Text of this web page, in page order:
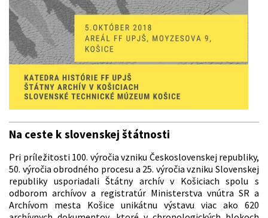
Na ceste k slovenskej štátnosti
Pri príležitosti 100. výročia vzniku Československej republiky,
50. výročia obrodného procesu a 25. výročia vzniku Slovenskej
republiky usporiadali Štátny archív v Košiciach spolu s
odborom archívov a registratúr Ministerstva vnútra SR a
Archívom mesta Košice unikátnu výstavu viac ako 620